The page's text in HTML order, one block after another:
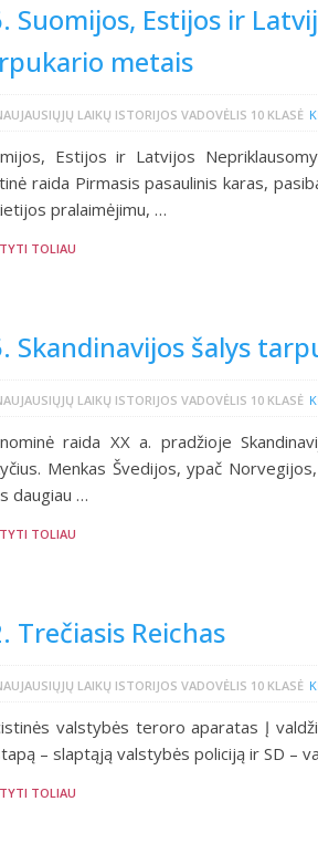
Suomijos, Estijos ir
metais
LAIKŲ ISTORIJOS VADOVĖLIS 10 KLASĖ
Estijos ir Latvijos
raida Pirmasis pasaulinis karas,
pralaimėjimu, …
TOLIAU
Skandinavijos šalys
LAIKŲ ISTORIJOS VADOVĖLIS 10 KLASĖ
raida XX a. pradžioje
Menkas Švedijos, ypač
daugiau …
TOLIAU
Trečiasis Reichas
LAIKŲ ISTORIJOS VADOVĖLIS 10 KLASĖ
valstybės teroro aparatas Į
– slaptąją valstybės policiją ir SD –
TOLIAU